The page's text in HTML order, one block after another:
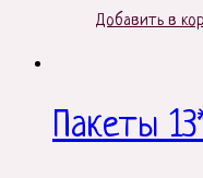
Добавить в
Пакеты